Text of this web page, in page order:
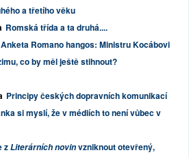
a třetího věku
Romská třída a ta druhá....
Anketa Romano hangos: Ministru Kocábovi
co by měl ještě stihnout?
Principy českých dopravních komunikací
si myslí, že v médiích to není vůbec v
zLiterárních novinvzniknout otevřený,